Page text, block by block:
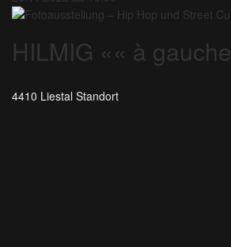
HILMIG «« à gauche
4410 Liestal Standort